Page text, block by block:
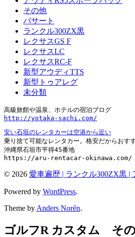
その他
パサート
ランクル300ZX黒
レクサスGS F
レクサスLC
レクサスRC-F
新型アウディTTS
新型トゥアレグ
未分類
http://yotaka-sachi.com/
安い石垣のレンタカーは空港から近い
乗り捨て可能なレンタカー。格安だからおすす
沖縄県石垣市平得45番地
https://aru-rentacar-okinawa.com/
© 2026 愛車遍歴 | ランクル300ZX黒 |
Powered by WordPress.
Theme by Anders Norén.
ゴルフR カスタム そ